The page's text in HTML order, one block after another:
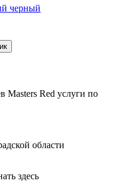
черный
Masters Red услуги по
области
здесь